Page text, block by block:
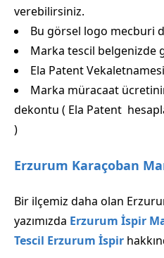
verebilirsiniz.
Bu görsel logo mecburi
Marka tescil belgenizde
Ela Patent Vekaletnamesi
Marka müracaat
dekontu ( Ela Patent
)
Erzurum Karaçoban
Bir ilçemiz daha olan
yazımızda Erzurum İspir
Tescil Erzurum İspir